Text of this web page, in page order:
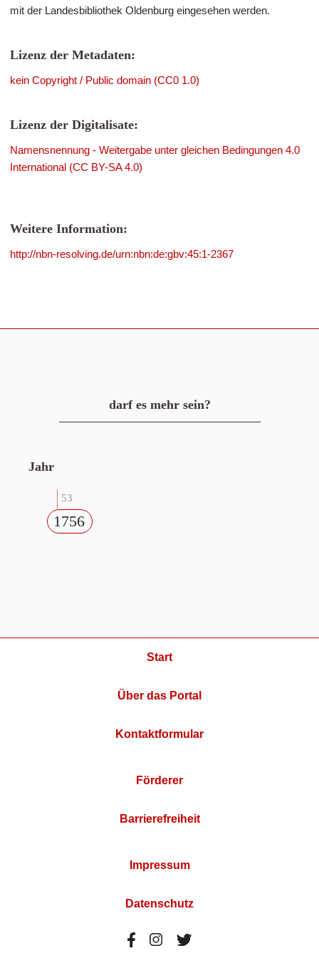
mit der Landesbibliothek Oldenburg eingesehen werden.
Lizenz der Metadaten:
kein Copyright / Public domain (CC0 1.0)
Lizenz der Digitalisate:
Namensnennung - Weitergabe unter gleichen Bedingungen 4.0
International (CC BY-SA 4.0)
Weitere Information:
http://nbn-resolving.de/urn:nbn:de:gbv:45:1-2367
darf es mehr sein?
Jahr
53
1756
Start
Über das Portal
Kontaktformular
Förderer
Barrierefreiheit
Impressum
Datenschutz